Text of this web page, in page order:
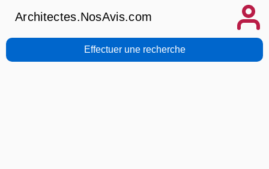
Architectes.NosAvis.com
Effectuer une recherche